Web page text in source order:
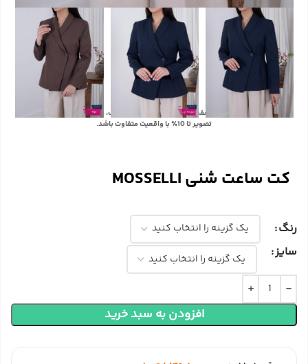
با توجه به تفاوت رنگ‌ها در صفحه نمایش دستگاه‌های مختلف، ممکن است رنگ محصولات در
تصویر تا 10٪ با واقعیت متفاوت باشد.
کت ساعت شنی MOSSELLI
رنگ
سایز
افزودن به سبد خرید